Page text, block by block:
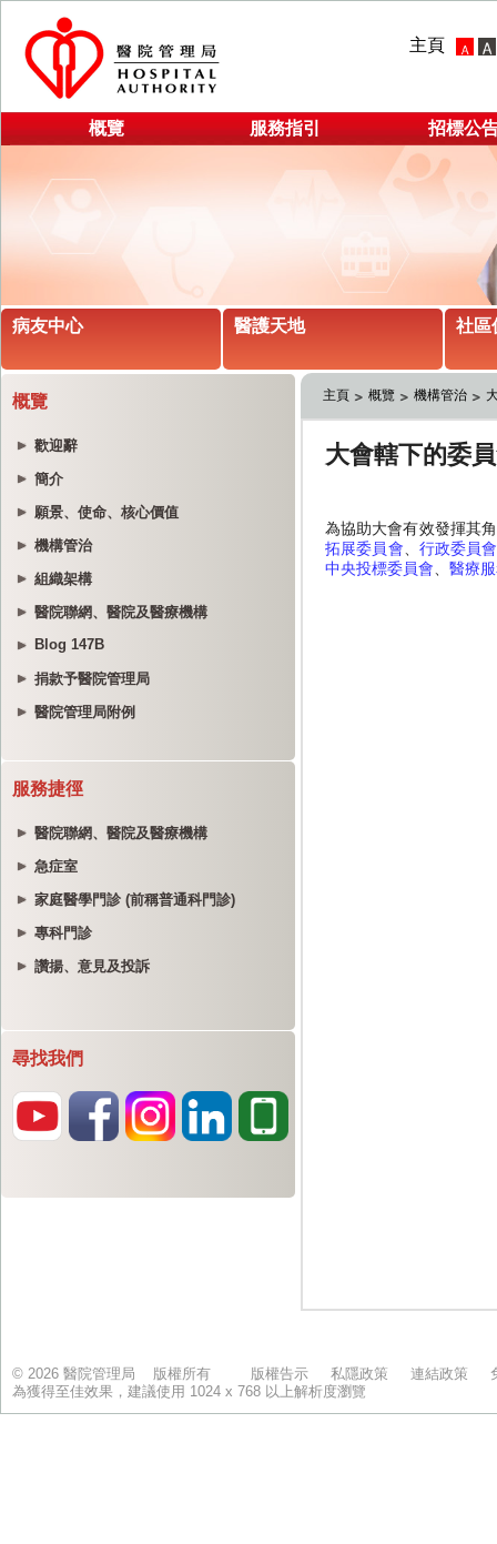
主頁
概覽 服務指引 招標公
病友中心 醫護天地 社區
概覽
歡迎辭
簡介
願景、使命、核心價值
機構管治
組織架構
醫院聯網、醫院及醫療機構
Blog 147B
捐款予醫院管理局
醫院管理局附例
服務捷徑
醫院聯網、醫院及醫療機構
急症室
家庭醫學門診 (前稱普通科門診)
專科門診
讚揚、意見及投訴
尋找我們
主頁 概覽 機構管治
© 2026 醫院管理局 版權所有 版權告示 私隱政策 連結政策
為獲得至佳效果，建議使用 1024 x 768 以上解析度瀏覽